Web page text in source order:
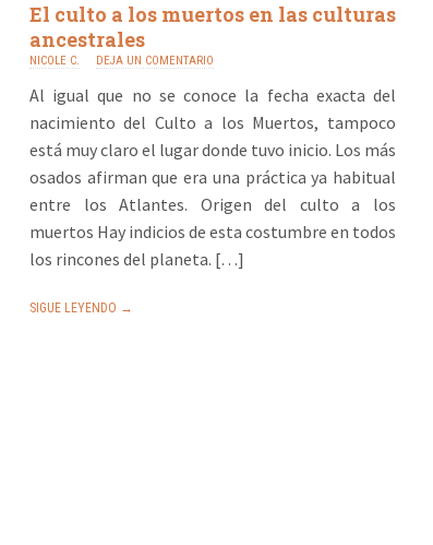
El culto a los muertos en las culturas
ancestrales
NICOLE C. DEJA UN COMENTARIO
Al igual que no se conoce la fecha exacta del
nacimiento del Culto a los Muertos, tampoco
está muy claro el lugar donde tuvo inicio. Los más
osados afirman que era una práctica ya habitual
entre los Atlantes. Origen del culto a los
muertos Hay indicios de esta costumbre en todos
los rincones del planeta. […]
SIGUE LEYENDO →